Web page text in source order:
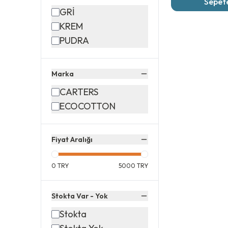
GRİ
KREM
PUDRA
Marka
CARTERS
ECOCOTTON
Fiyat Aralığı
0 TRY 5000 TRY
Stokta Var - Yok
Stokta